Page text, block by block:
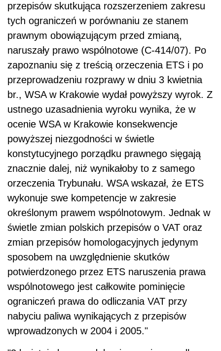
przepisów skutkująca rozszerzeniem zakresu
tych ograniczeń w porównaniu ze stanem
prawnym obowiązującym przed zmianą,
naruszały prawo wspólnotowe (C-414/07). Po
zapoznaniu się z treścią orzeczenia ETS i po
przeprowadzeniu rozprawy w dniu 3 kwietnia
br., WSA w Krakowie wydał powyższy wyrok. Z
ustnego uzasadnienia wyroku wynika, że w
ocenie WSA w Krakowie konsekwencje
powyższej niezgodności w świetle
konstytucyjnego porządku prawnego sięgają
znacznie dalej, niż wynikałoby to z samego
orzeczenia Trybunału. WSA wskazał, że ETS
wykonuje swe kompetencje w zakresie
określonym prawem wspólnotowym. Jednak w
świetle zmian polskich przepisów o VAT oraz
zmian przepisów homologacyjnych jedynym
sposobem na uwzględnienie skutków
potwierdzonego przez ETS naruszenia prawa
wspólnotowego jest całkowite pominięcie
ograniczeń prawa do odliczania VAT przy
nabyciu paliwa wynikających z przepisów
wprowadzonych w 2004 i 2005."